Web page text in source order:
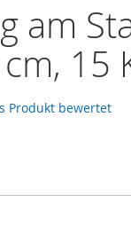
am
15
Produkt bewertet